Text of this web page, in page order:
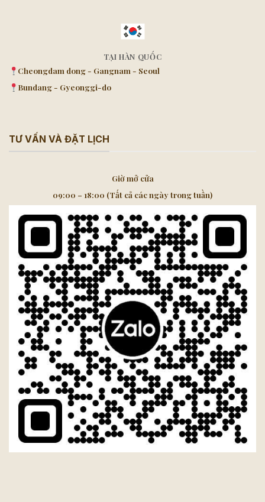
TẠI HÀN QUỐC
Cheongdam dong - Gangnam - Seoul
Bundang - Gyeonggi-do
TƯ VẤN VÀ ĐẶT LỊCH
Giờ mở cửa
09:00 – 18:00 (Tất cả các ngày trong tuần)